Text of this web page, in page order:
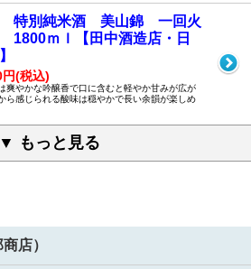
特別純米酒 美山錦 一回火
1800ｍｌ【田中酒造店・日
(税込)
爽やかな吟醸香で口に含むと軽やか甘みが広が
ら感じられる酸味は穏やかで長い余韻が楽しめ
▼ もっと見る
店）